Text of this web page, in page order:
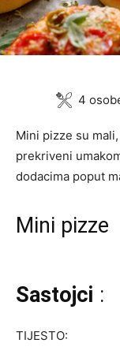
4
Mini pizze su
prekriveni
dodacima poput
Mini pizze
Sastojci :
TIJESTO: